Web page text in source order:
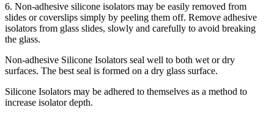
6. Non-adhesive silicone isolators may be easily removed from
slides or coverslips simply by peeling them off. Remove adhesive
isolators from glass slides, slowly and carefully to avoid breaking
the glass.
Non-adhesive Silicone Isolators seal well to both wet or dry
surfaces. The best seal is formed on a dry glass surface.
Silicone Isolators may be adhered to themselves as a method to
increase isolator depth.